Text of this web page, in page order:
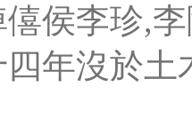
侯李珍,
年沒於土